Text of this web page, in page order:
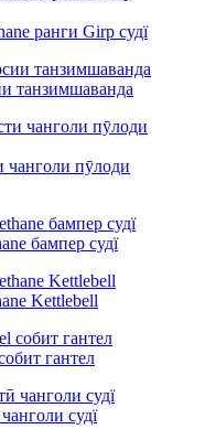
ранги Girp судї
танзимшаванда
чанголи пӯлоди
бампер судї
Kettlebell
гантел
судї